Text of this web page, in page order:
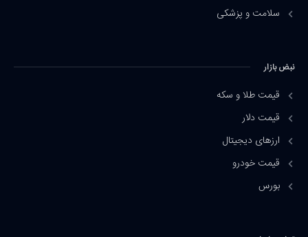
سلامت و پزشکی
نبض بازار
قیمت طلا و سکه
قیمت دلار
ارزهای دیجیتال
قیمت خودرو
بورس